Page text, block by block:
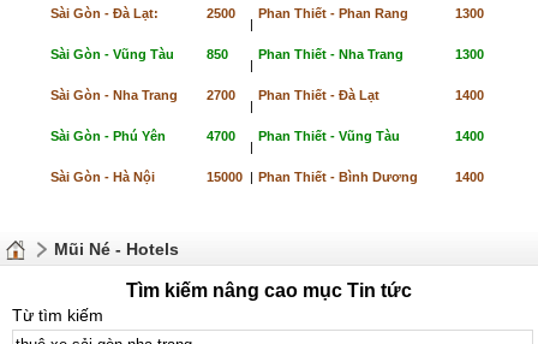
Sài Gòn - Đà Lạt: 2500
|
Phan Thiết - Phan Rang 1300
Sài Gòn - Vũng Tàu 850
|
Phan Thiết - Nha Trang 1300
Sài Gòn - Nha Trang 2700
|
Phan Thiết - Đà Lạt 1400
Sài Gòn - Phú Yên 4700
|
Phan Thiết - Vũng Tàu 1400
Sài Gòn - Hà Nội 15000 | Phan Thiết - Bình Dương 1400
Mũi Né - Hotels
Tìm kiếm nâng cao mục Tin tức
Từ tìm kiếm